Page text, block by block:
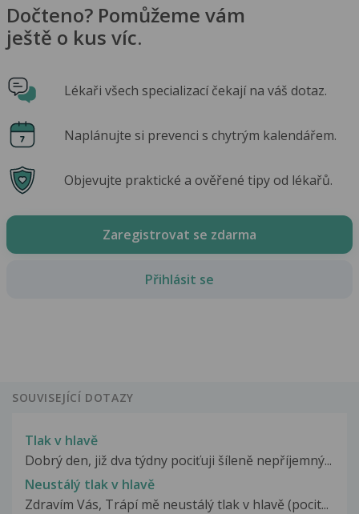
Dočteno? Pomůžeme vám
ještě o kus víc.
Lékaři všech specializací čekají na váš dotaz.
Naplánujte si prevenci s chytrým kalendářem.
Objevujte praktické a ověřené tipy od lékařů.
Zaregistrovat se zdarma
Přihlásit se
SOUVISEJÍCÍ DOTAZY
Tlak v hlavě
Dobrý den, již dva týdny pociťuji šíleně nepříjemný...
Neustálý tlak v hlavě
Zdravím Vás, Trápí mě neustálý tlak v hlavě (pocit...